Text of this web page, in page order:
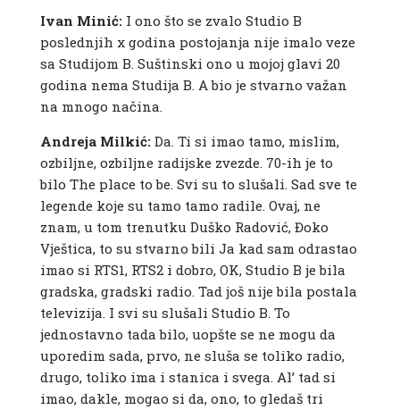
Ivan Minić: I ono što se zvalo Studio B
poslednjih x godina postojanja nije imalo veze
sa Studijom B. Suštinski ono u mojoj glavi 20
godina nema Studija B. A bio je stvarno važan
na mnogo načina.
Andreja Milkić: Da. Ti si imao tamo, mislim,
ozbiljne, ozbiljne radijske zvezde. 70-ih je to
bilo The place to be. Svi su to slušali. Sad sve te
legende koje su tamo tamo radile. Ovaj, ne
znam, u tom trenutku Duško Radović, Đoko
Vještica, to su stvarno bili Ja kad sam odrastao
imao si RTS1, RTS2 i dobro, OK, Studio B je bila
gradska, gradski radio. Tad još nije bila postala
televizija. I svi su slušali Studio B. To
jednostavno tada bilo, uopšte se ne mogu da
uporedim sada, prvo, ne sluša se toliko radio,
drugo, toliko ima i stanica i svega. Al’ tad si
imao, dakle, mogao si da, ono, to gledaš tri